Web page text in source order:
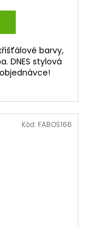
barvy,
DNES stylová
Kód: FABOS166